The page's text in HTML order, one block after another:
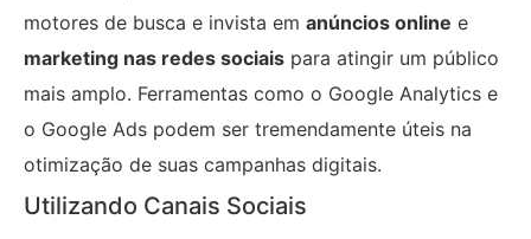
motores de busca e invista em anúncios online e
marketing nas redes sociais para atingir um público
mais amplo. Ferramentas como o Google Analytics e
o Google Ads podem ser tremendamente úteis na
otimização de suas campanhas digitais.
Utilizando Canais Sociais